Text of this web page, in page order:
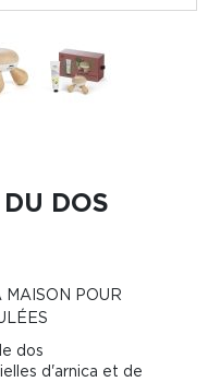
DOS
MAISON POUR
dos
d'arnica et de